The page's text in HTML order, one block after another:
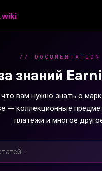
.wiki
// DOCUMENTATION
знаний
вам нужно знать о
— коллекционные
платежи и многое